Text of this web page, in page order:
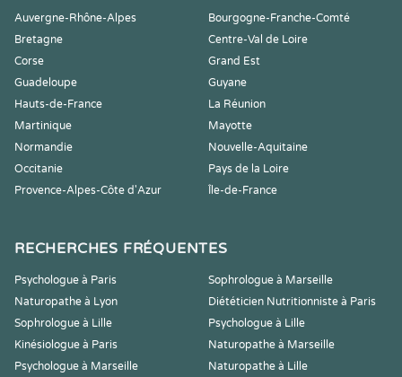
Auvergne-Rhône-Alpes
Bourgogne-Franche-Comté
Bretagne
Centre-Val de Loire
Corse
Grand Est
Guadeloupe
Guyane
Hauts-de-France
La Réunion
Martinique
Mayotte
Normandie
Nouvelle-Aquitaine
Occitanie
Pays de la Loire
Provence-Alpes-Côte d'Azur
Île-de-France
RECHERCHES FRÉQUENTES
Psychologue à Paris
Sophrologue à Marseille
Naturopathe à Lyon
Diététicien Nutritionniste à Paris
Sophrologue à Lille
Psychologue à Lille
Kinésiologue à Paris
Naturopathe à Marseille
Psychologue à Marseille
Naturopathe à Lille